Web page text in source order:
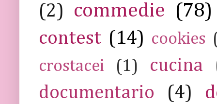
(2)
commedie (78)
contest (14) cookies
crostacei
(1) cucina
documentario
(4)